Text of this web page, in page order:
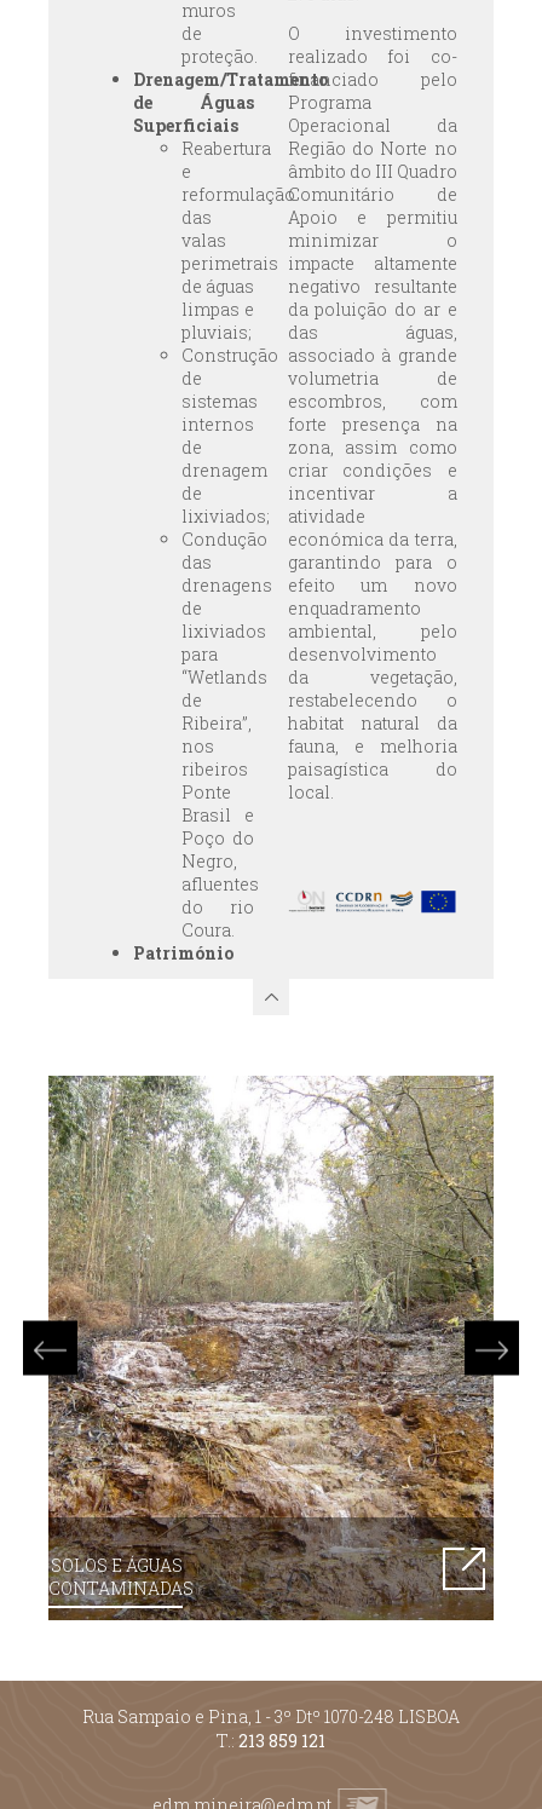
muros
de
proteção.
Drenagem/Tratamento
de Águas
Superficiais
Reabertura
e
reformulação
das
valas
perimetrais
de águas
limpas e
pluviais;
Construção
de
sistemas
internos
de
drenagem
de
lixiviados;
Condução
das
drenagens
de
lixiviados
para
“Wetlands
de
Ribeira”,
nos
ribeiros
Ponte
Brasil e
Poço do
Negro,
afluentes
do rio
Coura.
Património
O investimento
realizado foi co-
financiado pelo
Programa
Operacional da
Região do Norte no
âmbito do III Quadro
Comunitário de
Apoio e permitiu
minimizar o
impacte altamente
negativo resultante
da poluição do ar e
das águas,
associado à grande
volumetria de
escombros, com
forte presença na
zona, assim como
criar condições e
incentivar a
atividade
económica da terra,
garantindo para o
efeito um novo
enquadramento
ambiental, pelo
desenvolvimento
da vegetação,
restabelecendo o
habitat natural da
fauna, e melhoria
paisagística do
local.
SOLOS E ÁGUAS
CONTAMINADAS
Rua Sampaio e Pina, 1 - 3º Dtº 1070-248 LISBOA
T.: 213 859 121